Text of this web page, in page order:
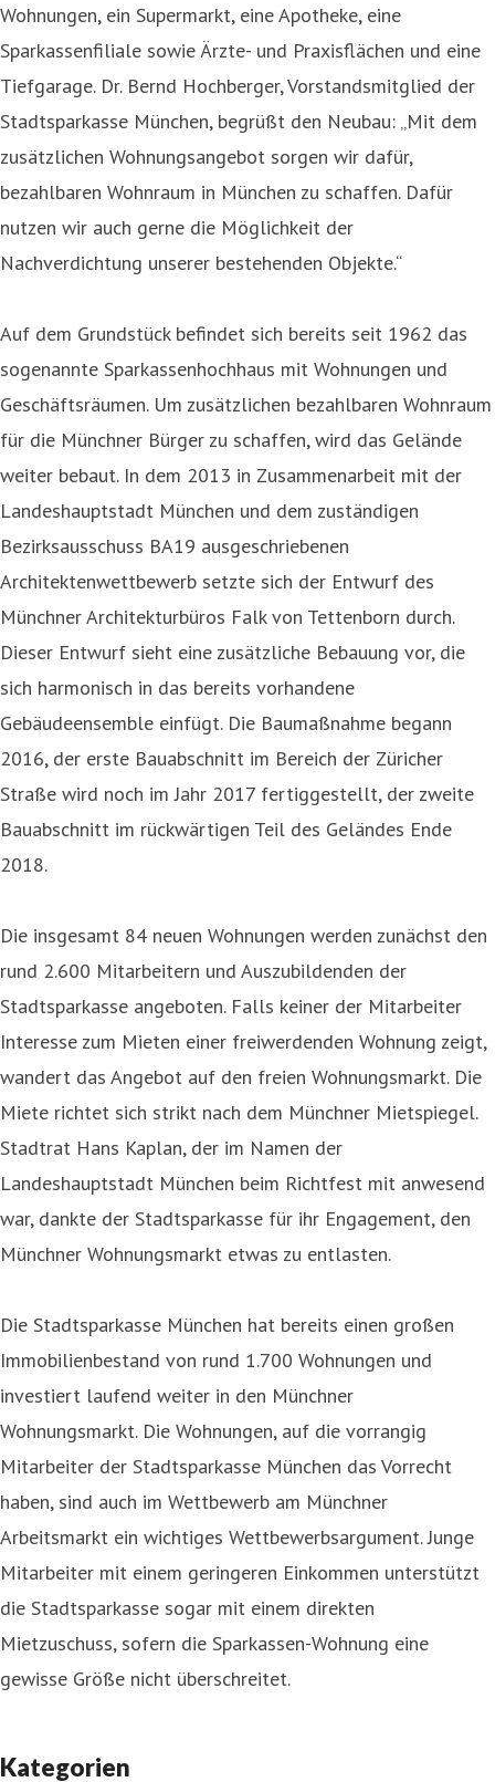
Wohnungen, ein Supermarkt, eine Apotheke, eine
Sparkassenfiliale sowie Ärzte- und Praxisflächen und eine
Tiefgarage. Dr. Bernd Hochberger, Vorstandsmitglied der
Stadtsparkasse München, begrüßt den Neubau: „Mit dem
zusätzlichen Wohnungsangebot sorgen wir dafür,
bezahlbaren Wohnraum in München zu schaffen. Dafür
nutzen wir auch gerne die Möglichkeit der
Nachverdichtung unserer bestehenden Objekte.“
Auf dem Grundstück befindet sich bereits seit 1962 das
sogenannte Sparkassenhochhaus mit Wohnungen und
Geschäftsräumen. Um zusätzlichen bezahlbaren Wohnraum
für die Münchner Bürger zu schaffen, wird das Gelände
weiter bebaut. In dem 2013 in Zusammenarbeit mit der
Landeshauptstadt München und dem zuständigen
Bezirksausschuss BA19 ausgeschriebenen
Architektenwettbewerb setzte sich der Entwurf des
Münchner Architekturbüros Falk von Tettenborn durch.
Dieser Entwurf sieht eine zusätzliche Bebauung vor, die
sich harmonisch in das bereits vorhandene
Gebäudeensemble einfügt. Die Baumaßnahme begann
2016, der erste Bauabschnitt im Bereich der Züricher
Straße wird noch im Jahr 2017 fertiggestellt, der zweite
Bauabschnitt im rückwärtigen Teil des Geländes Ende
2018.
Die insgesamt 84 neuen Wohnungen werden zunächst den
rund 2.600 Mitarbeitern und Auszubildenden der
Stadtsparkasse angeboten. Falls keiner der Mitarbeiter
Interesse zum Mieten einer freiwerdenden Wohnung zeigt,
wandert das Angebot auf den freien Wohnungsmarkt. Die
Miete richtet sich strikt nach dem Münchner Mietspiegel.
Stadtrat Hans Kaplan, der im Namen der
Landeshauptstadt München beim Richtfest mit anwesend
war, dankte der Stadtsparkasse für ihr Engagement, den
Münchner Wohnungsmarkt etwas zu entlasten.
Die Stadtsparkasse München hat bereits einen großen
Immobilienbestand von rund 1.700 Wohnungen und
investiert laufend weiter in den Münchner
Wohnungsmarkt. Die Wohnungen, auf die vorrangig
Mitarbeiter der Stadtsparkasse München das Vorrecht
haben, sind auch im Wettbewerb am Münchner
Arbeitsmarkt ein wichtiges Wettbewerbsargument. Junge
Mitarbeiter mit einem geringeren Einkommen unterstützt
die Stadtsparkasse sogar mit einem direkten
Mietzuschuss, sofern die Sparkassen-Wohnung eine
gewisse Größe nicht überschreitet.
Kategorien